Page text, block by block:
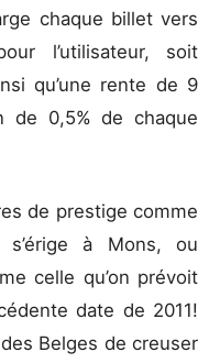
chaque billet vers
l’utilisateur, soit
qu’une rente de 9
de 0,5% de chaque
de prestige comme
s’érige à Mons, ou
celle qu’on prévoit
date de 2011!
Belges de creuser